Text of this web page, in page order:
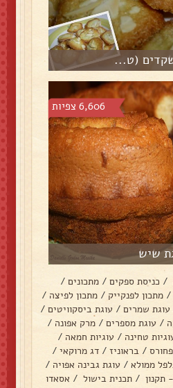
(ט...
6,606 צפיות
שיש
/ כניסת ספקים / מתכונים /
/ מתכון לפנקייק / מתכון לפיצה /
עוגת שמרים / עוגת ביסקוויטים /
/ עוגת מספרים / מרק אפונה /
טחינה / עוגיות חמאה /
/ בראוניז / דג מרוקאי /
ממולא / עוגת גבינה אפויה /
תקנון / תכנית בישול / אסאדו